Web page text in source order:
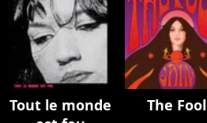
Tout le monde
The Fool